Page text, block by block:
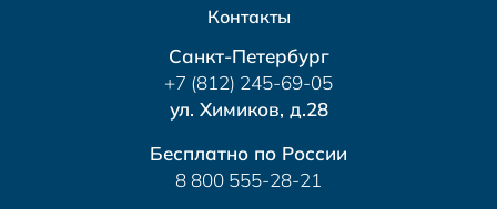
Контакты
Санкт-Петербург
+7 (812) 245-69-05
ул. Химиков, д.28
Бесплатно по России
8 800 555-28-21